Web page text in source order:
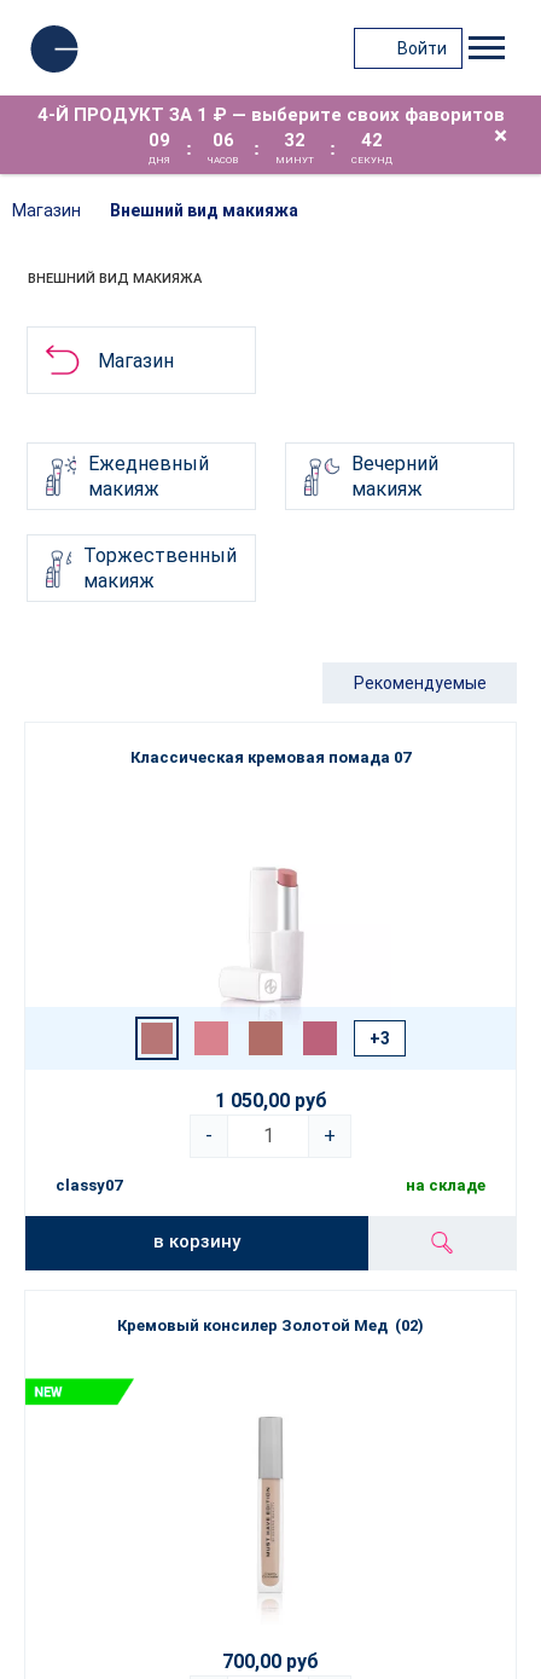
Войти
4-Й ПРОДУКТ ЗА 1 ₽ — выберите своих фаворитов
09
ДНЯ
: 06
ЧАСОВ
: 32
МИНУТ
: 41
СЕКУНД
×
Магазин Внешний вид макияжа
ВНЕШНИЙ ВИД МАКИЯЖА
Магазин
Ежедневный
макияж
Вечерний
макияж
Торжественный
макияж
Рекомендуемые
Классическая кремовая помада 07
+3
1 050,00 руб
-
+
classy07 на складе
в корзину
Кремовый консилер Золотой Мед (02)
700,00 руб